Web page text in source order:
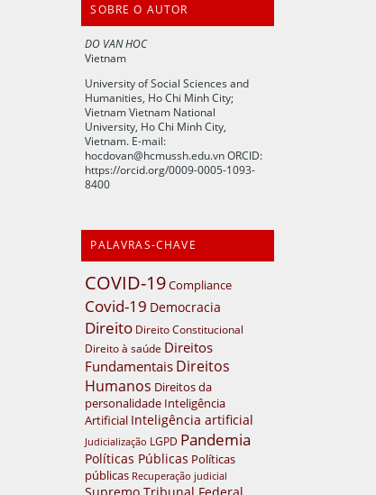
SOBRE O AUTOR
DO VAN HOC
Vietnam
University of Social Sciences and
Humanities, Ho Chi Minh City;
Vietnam Vietnam National
University, Ho Chi Minh City,
Vietnam. E-mail:
hocdovan@hcmussh.edu.vnORCID:
https://orcid.org/0009-0005-1093-
8400
PALAVRAS-CHAVE
COVID-19Compliance
Covid-19 Democracia
Direito Direito Constitucional
Direito à saúde Direitos
Fundamentais Direitos
Humanos Direitos da
personalidade Inteligência
Artificial Inteligência artificial
Judicialização LGPD Pandemia
Políticas Públicas Políticas
públicas Recuperação judicial